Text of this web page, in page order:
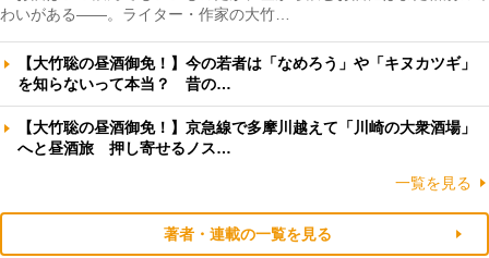
わいがある――。ライター・作家の大竹…
【大竹聡の昼酒御免！】今の若者は「なめろう」や「キヌカツギ」
を知らないって本当？ 昔の…
【大竹聡の昼酒御免！】京急線で多摩川越えて「川崎の大衆酒場」
へと昼酒旅 押し寄せるノス…
一覧を見る
著者・連載の一覧を見る